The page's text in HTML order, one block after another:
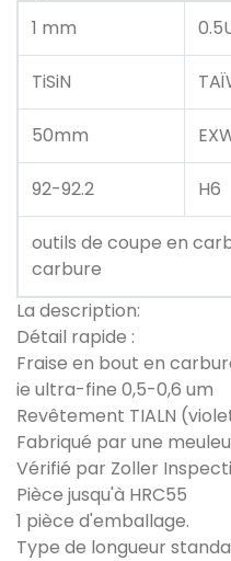
1 mm
TiSiN
50mm
92-92.2 H6
outils de coupe en
carbure
La description:
Détail rapide :
Fraise en bout en
ie ultra-fine 0,5-0,6 um
Revêtement TIALN
Fabriqué par une
Vérifié par Zoller
Pièce jusqu'à HRC55
1 pièce d'emballage.
Type de longueur